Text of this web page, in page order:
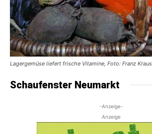
Lagergemüse liefert frische Vitamine, Foto: Franz Kraus
Schaufenster Neumarkt
-Anzeige-
Anzeige